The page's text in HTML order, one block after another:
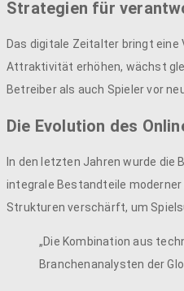
Strategien für
Das digitale Zeitalter bringt eine
Attraktivität erhöhen, wächst
Betreiber als auch Spieler vor
Die Evolution des
In den letzten Jahren wurde
integrale Bestandteile
Strukturen verschärft, um
„Die Kombination aus
Branchenanalysten der